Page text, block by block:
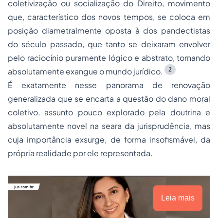
coletivização ou socialização do Direito, movimento
que, característico dos novos tempos, se coloca em
posição diametralmente oposta à dos pandectistas
do século passado, que tanto se deixaram envolver
pelo raciocínio puramente lógico e abstrato, tornando
absolutamente exangue o mundo jurídico.
2
É exatamente nesse panorama de renovação
generalizada que se encarta a questão do dano moral
coletivo, assunto pouco explorado pela doutrina e
absolutamente novel na seara da jurisprudência, mas
cuja importância exsurge, de forma insofismável, da
própria realidade por ele representada.
Leia mais